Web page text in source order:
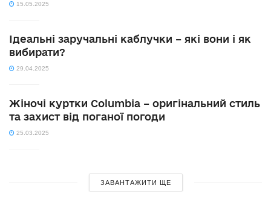
15.05.2025
Ідеальні заручальні каблучки – які вони і як
вибирати?
29.04.2025
Жіночі куртки Columbia – оригінальний стиль
та захист від поганої погоди
25.03.2025
ЗАВАНТАЖИТИ ЩЕ